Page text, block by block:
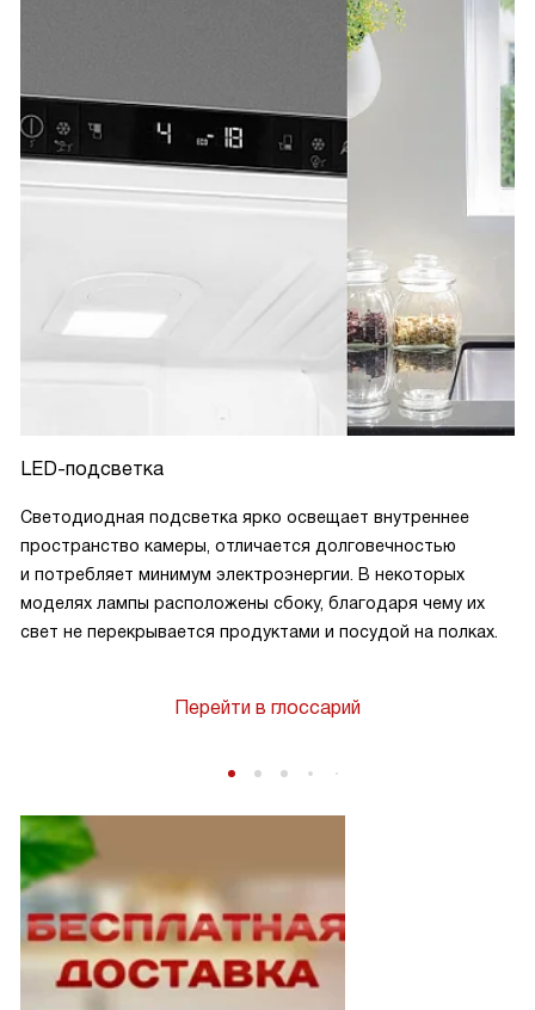
LED-подсветка
Светодиодная подсветка ярко освещает внутреннее
пространство камеры, отличается долговечностью
и потребляет минимум электроэнергии. В некоторых
моделях лампы расположены сбоку, благодаря чему их
свет не перекрывается продуктами и посудой на полках.
Перейти в глоссарий